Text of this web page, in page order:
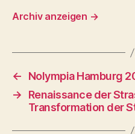
Archiv anzeigen →
←
Nolympia Hamburg
→
Renaissance der
Transformation der